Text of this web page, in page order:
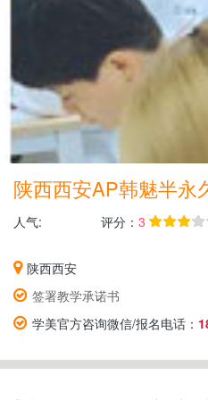
陕西西安AP韩魅半永
人气: 评分： 3
陕西西安
签署教学承诺书
学美官方咨询微信/报名电话：